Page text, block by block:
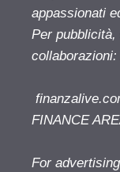
appassionati
Per
collaborazioni:
FINANCE
For